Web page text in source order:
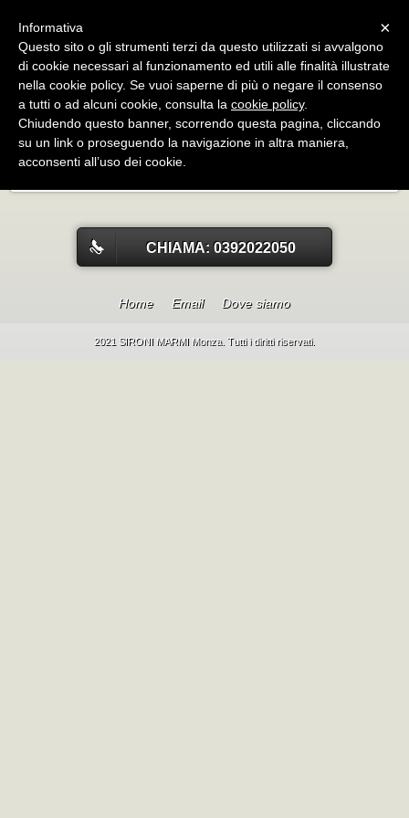
SIRONI MARMI Monza
marmi, graniti, onici, agglomerati, monumenti funebri,top
cucina ,top bagno,lavandini
TAVOLINO
CHIAMA: 0392022050
Home Email Dove siamo
2021 SIRONI MARMI Monza. Tutti i diritti riservati.
×
Informativa
Questo sito o gli strumenti terzi da questo utilizzati si avvalgono
di cookie necessari al funzionamento ed utili alle finalità illustrate
nella cookie policy. Se vuoi saperne di più o negare il consenso
a tutti o ad alcuni cookie, consulta la cookie policy.
Chiudendo questo banner, scorrendo questa pagina, cliccando
su un link o proseguendo la navigazione in altra maniera,
acconsenti all’uso dei cookie.